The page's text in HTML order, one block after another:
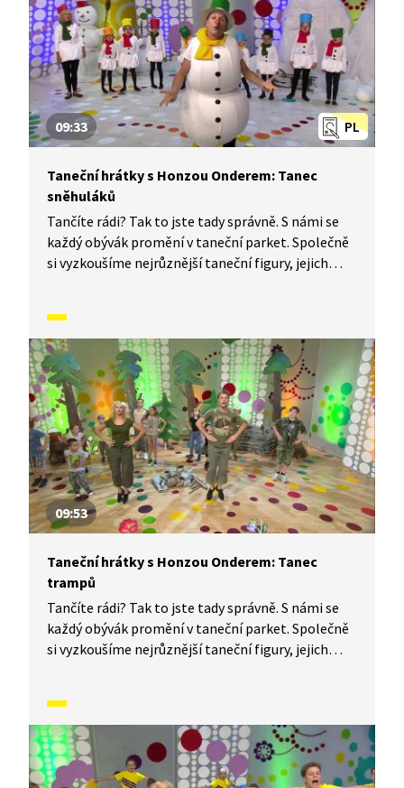
PL
09:33
Taneční hrátky s Honzou Onderem: Tanec
sněhuláků
Tančíte rádi? Tak to jste tady správně. S námi se
každý obývák promění v taneční parket. Společně
si vyzkoušíme nejrůznější taneční figury, jejich
vás inspirovali a udělali z vás krále či královnu
každého tanečního parketu. Dneska si ukážeme,
jak to vypadá, když se tančí tanec sněhuláků.
09:53
Taneční hrátky s Honzou Onderem: Tanec
trampů
Tančíte rádi? Tak to jste tady správně. S námi se
každý obývák promění v taneční parket. Společně
si vyzkoušíme nejrůznější taneční figury, jejich
vás inspirovali a udělali z vás krále či královnu
každého tanečního parketu. Dneska si ukážeme,
jak to vypadá, když se tančí Tanec trampů.